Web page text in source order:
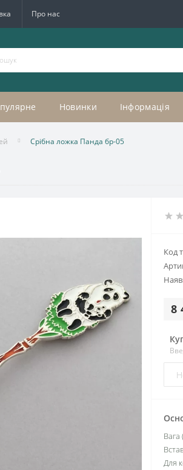
Про нас
Новинки Інформація
Срібна ложка Панда бр-05
Код
8
Вага
Для